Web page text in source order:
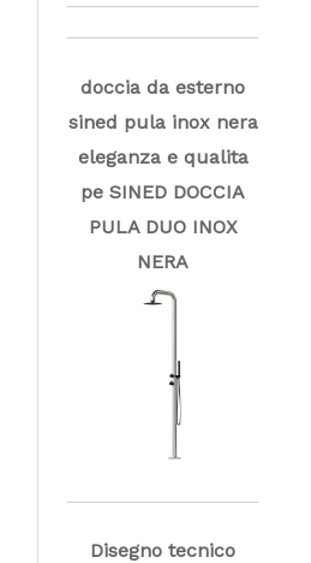
doccia da esterno
sined pula inox nera
eleganza e qualita
pe SINED DOCCIA
PULA DUO INOX
NERA
Disegno tecnico